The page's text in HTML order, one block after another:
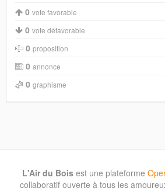
0 vote favorable
0 vote défavorable
0 proposition
0 annonce
0 graphisme
L'Air du Bois est une plateforme
collaboratif ouverte à tous les